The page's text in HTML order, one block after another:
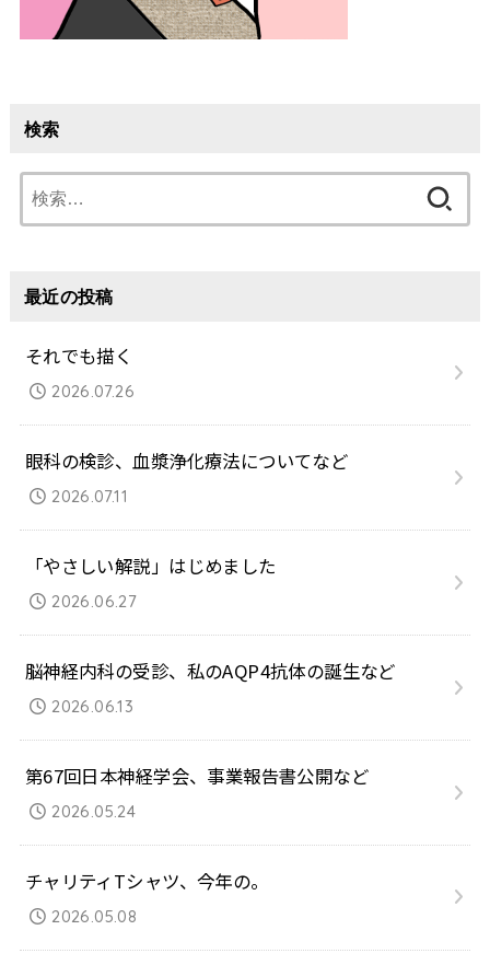
検索
索:
最近の投稿
それでも描く
2026.07.26
眼科の検診、血漿浄化療法についてなど
2026.07.11
「やさしい解説」はじめました
2026.06.27
脳神経内科の受診、私のAQP4抗体の誕生など
2026.06.13
第67回日本神経学会、事業報告書公開など
2026.05.24
チャリティTシャツ、今年の。
2026.05.08